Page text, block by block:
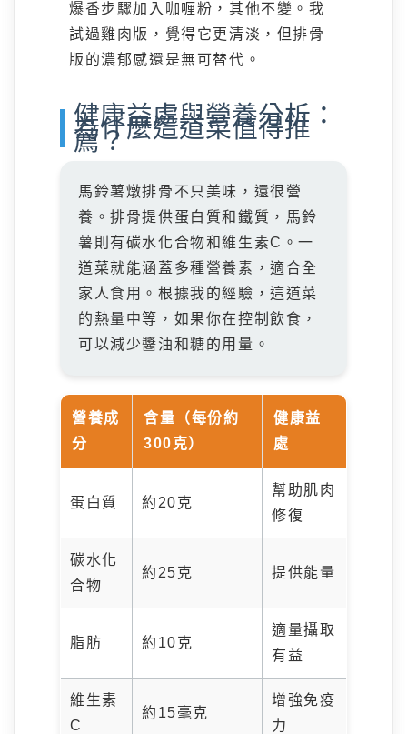
爆香步驟加入咖喱粉，其他不變。我
試過雞肉版，覺得它更清淡，但排骨
版的濃郁感還是無可替代。
健康益處與營養分析：
為什麼這道菜值得推
薦？
馬鈴薯燉排骨不只美味，還很營
養。排骨提供蛋白質和鐵質，馬鈴
薯則有碳水化合物和維生素C。一
道菜就能涵蓋多種營養素，適合全
家人食用。根據我的經驗，這道菜
的熱量中等，如果你在控制飲食，
可以減少醬油和糖的用量。
營養成
分
含量（每份約
300克）
健康益
處
蛋白質 約20克
幫助肌肉
修復
碳水化
合物
約25克 提供能量
脂肪 約10克
適量攝取
有益
維生素
C
約15毫克
增強免疫
力